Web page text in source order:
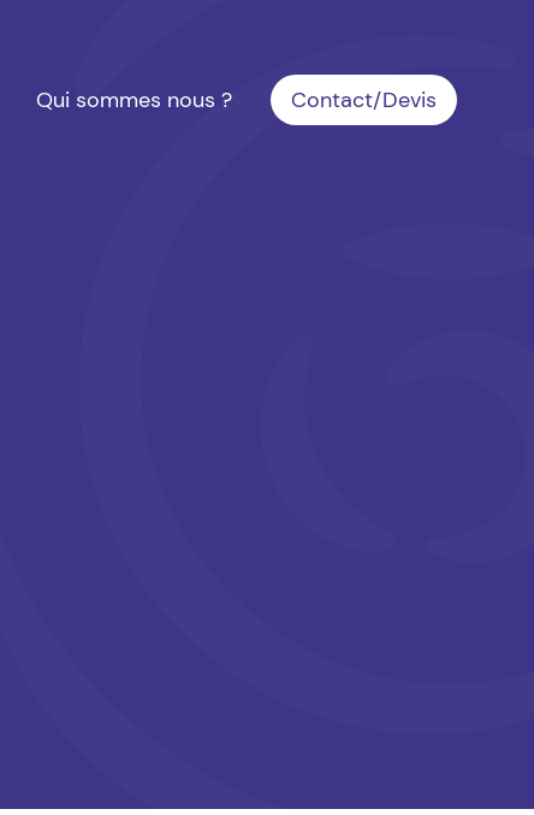
Qui sommes nous ? Contact/Devis